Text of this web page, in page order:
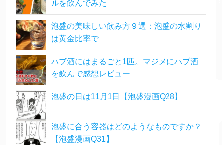
ルを飲んでみた
泡盛の美味しい飲み方９選：泡盛の水割り
は黄金比率で
ハブ酒にはまるごと1匹。マジメにハブ酒
を飲んで感想レビュー
泡盛の日は11月1日【泡盛漫画Q28】
泡盛に合う容器はどのようなものですか？
【泡盛漫画Q31】